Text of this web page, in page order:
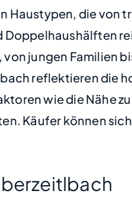
Haustypen, die von
jungen Familien
reflektieren die
wie die Nähe
Käufer können